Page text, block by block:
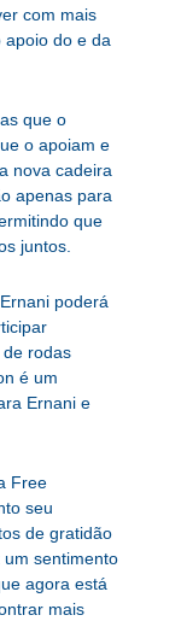
com mais
apoio do e da
que o
o apoiam e
nova cadeira
apenas para
que
juntos.
poderá
rodas
é um
Ernani e
Free
seu
de gratidão
sentimento
agora está
mais